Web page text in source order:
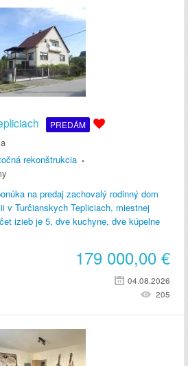
PREDÁM
rekonštrukcia
na predaj zachovalý rodinný dom
v Turčianskych Tepliciach, miestnej
izieb je 5, dve kuchyne, dve kúpelne
179 000,00 €
04.08.2026
205